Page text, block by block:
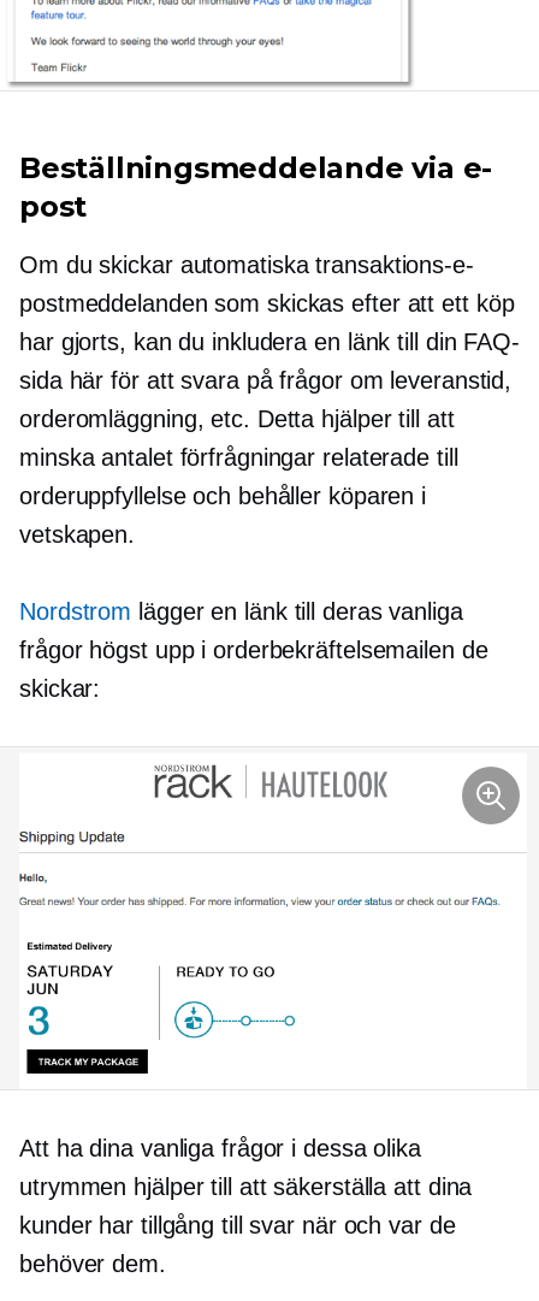
Beställningsmeddelande via e-
post
Om du skickar automatiska transaktions-e-
postmeddelanden som skickas efter att ett köp
har gjorts, kan du inkludera en länk till din FAQ-
sida här för att svara på frågor om leveranstid,
orderomläggning, etc. Detta hjälper till att
minska antalet förfrågningar relaterade till
orderuppfyllelse och behåller köparen i
vetskapen.
Nordstrom lägger en länk till deras vanliga
frågor högst upp i orderbekräftelsemailen de
skickar:
Att ha dina vanliga frågor i dessa olika
utrymmen hjälper till att säkerställa att dina
kunder har tillgång till svar när och var de
behöver dem.